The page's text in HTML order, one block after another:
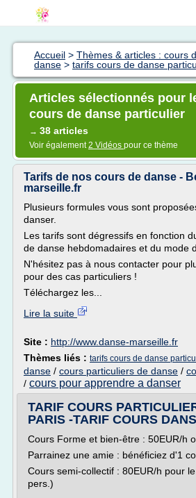
Accueil > Thèmes & articles : cours
danse > tarifs cours de danse
Articles sélectionnés pour
cours de danse particulier
→ 38 articles
Voir également2 Vidéos pour ce thème
Tarifs de nos cours de danse -
marseille.fr
Plusieurs formules vous sont
danser.
Les tarifs sont dégressifs en fonction
de danse hebdomadaires et du mode
N'hésitez pas à nous contacter pour
pour des cas particuliers !
Téléchargez les...
Lire la suite
Site : http://www.danse-marseille.fr
Thèmes liés : tarifs cours de danse
danse / cours particuliers de danse /
/ cours pour apprendre a danser
TARIF COURS
PARIS -TARIF COURS
Cours Forme et bien-être : 50EUR/h
Parrainez une amie : bénéficiez d'1
Cours semi-collectif : 80EUR/h pour
pers.)